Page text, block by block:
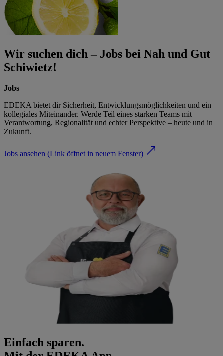
Wir suchen dich – Jobs bei Nah und Gut
Schiwietz!
Jobs
EDEKA bietet dir Sicherheit, Entwicklungsmöglichkeiten und ein
kollegiales Miteinander. Werde Teil eines starken Teams mit
Verantwortung, Regionalität und echter Perspektive – heute und in
Zukunft.
Jobs ansehen (Link öffnet in neuem Fenster)
Einfach sparen.